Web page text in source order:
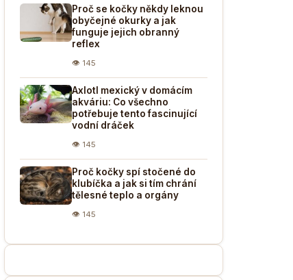
Proč se kočky někdy leknou
obyčejné okurky a jak
funguje jejich obranný
reflex
👁 145
Axlotl mexický v domácím
akváriu: Co všechno
potřebuje tento fascinující
vodní dráček
👁 145
Proč kočky spí stočené do
klubíčka a jak si tím chrání
tělesné teplo a orgány
👁 145